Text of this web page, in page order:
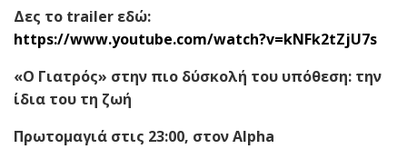
Δες το trailer εδώ:
https://www.youtube.com/watch?v=kNFk2tZjU7s
«Ο Γιατρός» στην πιο δύσκολή του υπόθεση: την
ίδια του τη ζωή
Πρωτομαγιά στις 23:00, στονAlpha